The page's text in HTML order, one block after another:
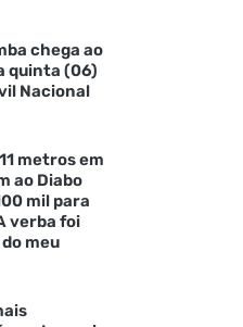
chega ao
quinta (06)
Nacional
metros em
ao Diabo
mil para
verba foi
meu